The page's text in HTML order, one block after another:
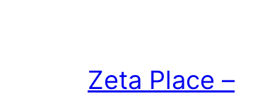
Zeta Place –